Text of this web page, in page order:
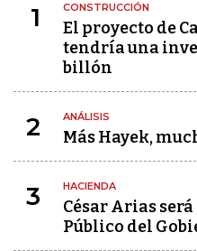
1 CONSTRUCCIÓN
El proyecto de
tendría una
billón
2 ANÁLISIS
Más Hayek,
3 HACIENDA
César Arias
Público del